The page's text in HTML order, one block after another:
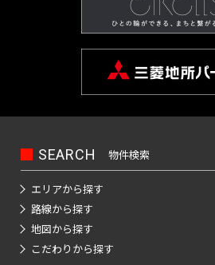
SEARCH 物件検索
エリアから探す
路線から探す
地図から探す
こだわりから探す